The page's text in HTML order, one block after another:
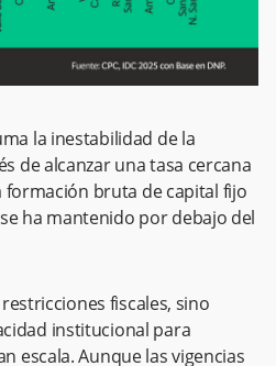
la inestabilidad de la
de alcanzar una tasa cercana
formación bruta de capital fijo
ha mantenido por debajo del
fiscales, sino
institucional para
escala. Aunque las vigencias